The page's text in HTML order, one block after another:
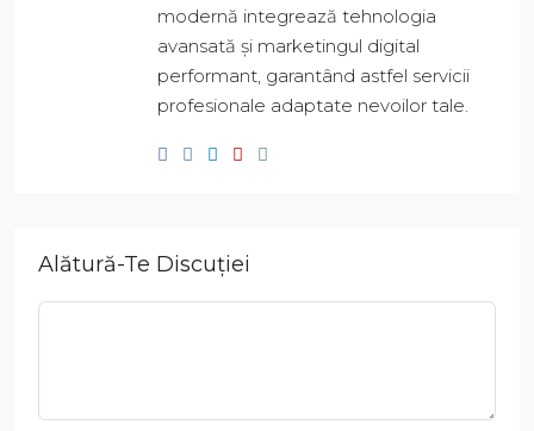
modernă integrează tehnologia
avansată și marketingul digital
performant, garantând astfel servicii
profesionale adaptate nevoilor tale.
Alătură-Te Discuției